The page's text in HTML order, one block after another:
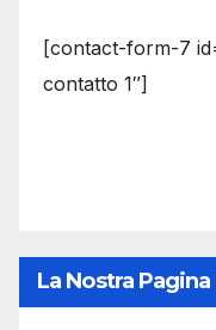
[contact-form-7
contatto 1″]
La Nostra